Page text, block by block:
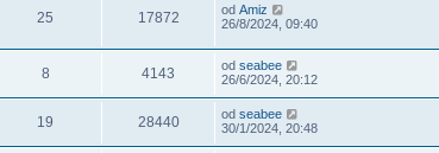
25 17872 od Amiz
26/8/2024, 09:40
8 4143 od seabee
26/6/2024, 20:12
19 28440 od seabee
30/1/2024, 20:48